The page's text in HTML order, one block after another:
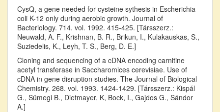
CysQ, a gene needed for cysteine sythesis in Escherichia
coli K-12 only during aerobic growth. Journal of
Bacteriology. 714. vol. 1992. 415-425. [Társszerz.:
Neuwald, A. F., Krishnan, B. R., Brikun, I., Kulakauskas, S.,
Suziedelis, K., Leyh, T. S., Berg, D. E.]
Cloning and sequencing of a cDNA encoding carnitine
acetyl transferase in Saccharomices cerevisiae. Use of
cDNA in gene disruption studies. The Journal of Biological
Chemistry. 268. vol. 1993. 1424-1429. [Társszerz.: Kispál
G., Sümegi B., Dietmayer, K, Bock, I., Gajdos G., Sándor
A.]